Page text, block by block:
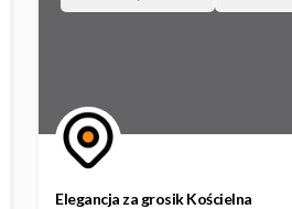
Elegancja za grosik Kościelna